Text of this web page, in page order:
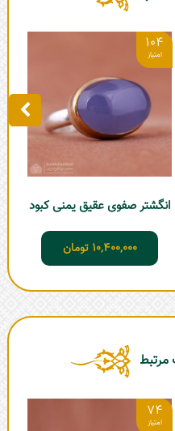
104
انگشتر صفوی عقیق یمنی کبود
10,400,000 تومان
74